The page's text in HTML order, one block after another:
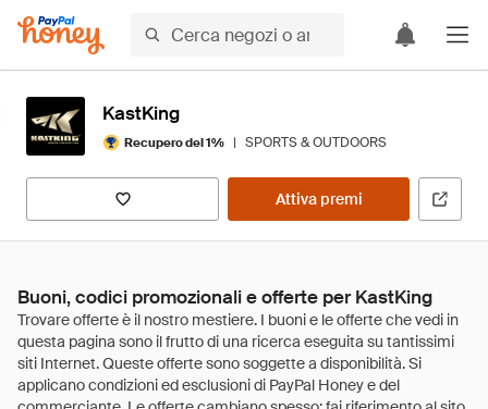
KastKing
Recupero del 1% | SPORTS & OUTDOORS
Attiva premi
Buoni, codici promozionali e offerte per KastKing